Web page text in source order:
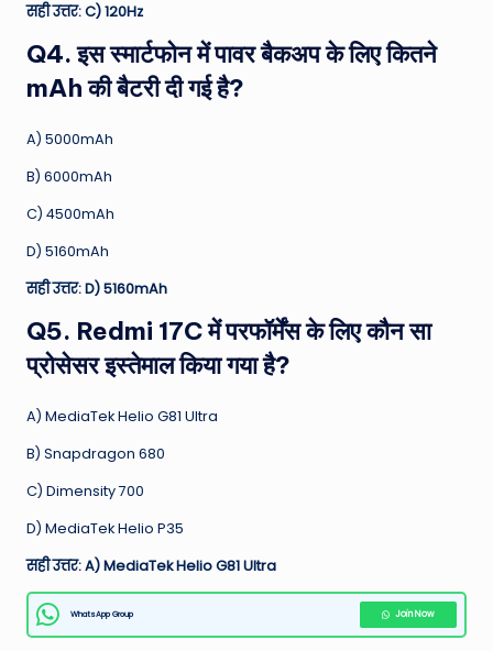
सही उत्तर: C) 120Hz
Q4. इस स्मार्टफोन में पावर बैकअप के लिए कितने
mAh की बैटरी दी गई है?
A) 5000mAh
B) 6000mAh
C) 4500mAh
D) 5160mAh
सही उत्तर: D) 5160mAh
Q5. Redmi 17C में परफॉर्मेंस के लिए कौन सा
प्रोसेसर इस्तेमाल किया गया है?
A) MediaTek Helio G81 Ultra
B) Snapdragon 680
C) Dimensity 700
D) MediaTek Helio P35
सही उत्तर: A) MediaTek Helio G81 Ultra
WhatsApp Group Join Now